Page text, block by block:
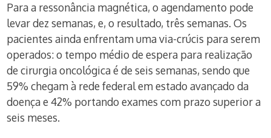
Para a ressonância magnética, o agendamento pode
levar dez semanas, e, o resultado, três semanas. Os
pacientes ainda enfrentam uma via-crúcis para serem
operados: o tempo médio de espera para realização
de cirurgia oncológica é de seis semanas, sendo que
59% chegam à rede federal em estado avançado da
doença e 42% portando exames com prazo superior a
seis meses.